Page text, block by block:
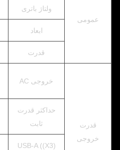
عمومی
ولتاژ باتری
ابعاد
قدرت
قدرت
خروجی
خروجی AC
حداکثر قدرت
ثابت
USB-A ((X3)